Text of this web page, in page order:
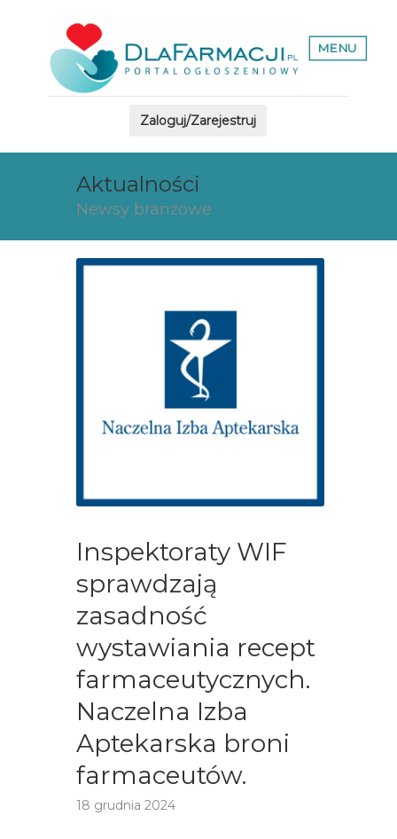
MENU
Zaloguj/Zarejestruj
Aktualności
Newsy branżowe
Inspektoraty WIF
sprawdzają
zasadność
wystawiania recept
farmaceutycznych.
Naczelna Izba
Aptekarska broni
farmaceutów.
18 grudnia 2024